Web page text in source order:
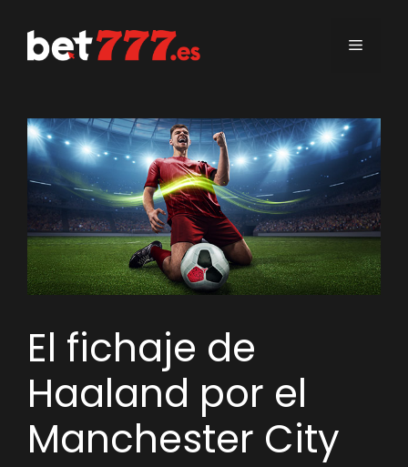
contenido
Menú
El fichaje de
Haaland por el
Manchester City